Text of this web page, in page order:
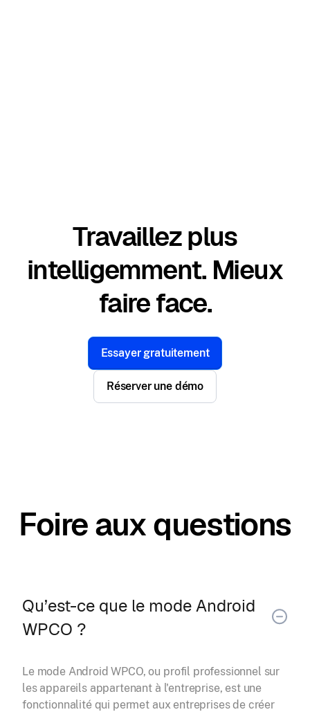
Travaillez plus
intelligemment. Mieux
faire face.
Essayer gratuitement
Réserver une démo
Foire aux questions
Qu’est-ce que le mode Android
WPCO ?
Le mode Android WPCO, ou profil professionnel sur
les appareils appartenant à l'entreprise, est une
fonctionnalité qui permet aux entreprises de créer